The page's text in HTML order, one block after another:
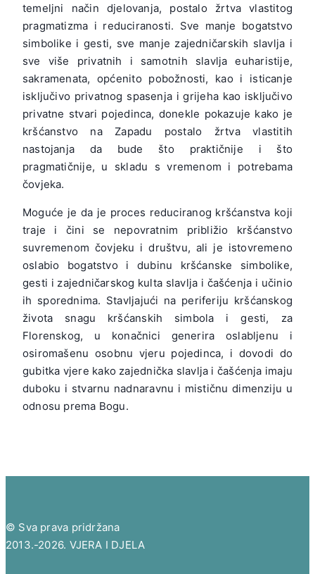
temeljni način djelovanja, postalo žrtva vlastitog
pragmatizma i reduciranosti. Sve manje bogatstvo
simbolike i gesti, sve manje zajedničarskih slavlja i
sve više privatnih i samotnih slavlja euharistije,
sakramenata, općenito pobožnosti, kao i isticanje
isključivo privatnog spasenja i grijeha kao isključivo
privatne stvari pojedinca, donekle pokazuje kako je
kršćanstvo na Zapadu postalo žrtva vlastitih
nastojanja da bude što praktičnije i što
pragmatičnije, u skladu s vremenom i potrebama
čovjeka.
Moguće je da je proces reduciranog kršćanstva koji
traje i čini se nepovratnim približio kršćanstvo
suvremenom čovjeku i društvu, ali je istovremeno
oslabio bogatstvo i dubinu kršćanske simbolike,
gesti i zajedničarskog kulta slavlja i čašćenja i učinio
ih sporednima. Stavljajući na periferiju kršćanskog
života snagu kršćanskih simbola i gesti, za
Florenskog, u konačnici generira oslabljenu i
osiromašenu osobnu vjeru pojedinca, i dovodi do
gubitka vjere kako zajednička slavlja i čašćenja imaju
duboku i stvarnu nadnaravnu i mističnu dimenziju u
odnosu prema Bogu.
© Sva prava pridržana
2013.-2026. VJERA I DJELA